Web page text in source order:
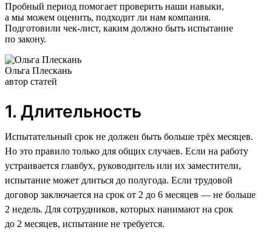
Пробный период помогает проверить наши навыки,
а мы можем оценить, подходит ли нам компания.
Подготовили чек-лист, каким должно быть испытание
по закону.
Ольга Плескань
автор статей
1. Длительность
Испытательный срок не должен быть больше трёх месяцев.
Но это правило только для общих случаев. Если на работу
устраивается главбух, руководитель или их заместители,
испытание может длиться до полугода. Если трудовой
договор заключается на срок от 2 до 6 месяцев — не больше
2 недель. Для сотрудников, которых нанимают на срок
до 2 месяцев, испытание не требуется.